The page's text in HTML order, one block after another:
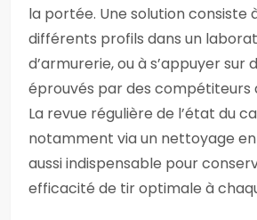
la portée. Une solution consiste
différents profils dans un
d’armurerie, ou à s’appuyer sur
éprouvés par des compétiteurs
La revue régulière de l’état du
notamment via un nettoyage
aussi indispensable pour
efficacité de tir optimale à